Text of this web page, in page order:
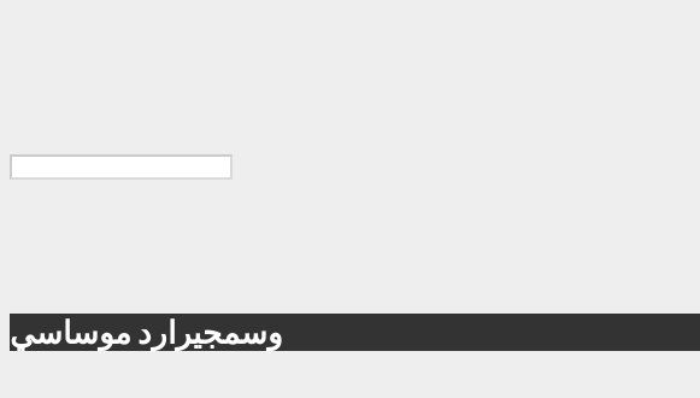
وسمجيرارد موساسي